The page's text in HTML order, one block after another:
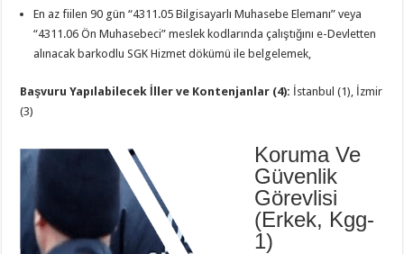
En az fiilen 90 gün “4311.05 Bilgisayarlı Muhasebe Elemanı” veya
“4311.06 Ön Muhasebeci” meslek kodlarında çalıştığını e-Devletten
alınacak barkodlu SGK Hizmet dökümü ile belgelemek,
Başvuru Yapılabilecek İller ve Kontenjanlar (4): İstanbul (1), İzmir
(3)
Koruma Ve
Güvenlik
Görevlisi
(Erkek, Kgg-
1)